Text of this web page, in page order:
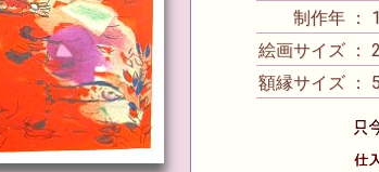
制作年 ：
絵画サイズ ：
額縁サイズ ：